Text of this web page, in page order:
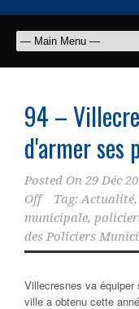
94 –
d'armer ses
Posted On 29 Déc
Off
Tag:Actualité,
municipale,
des Policiers
Villecresnes va
ville a obtenu cette